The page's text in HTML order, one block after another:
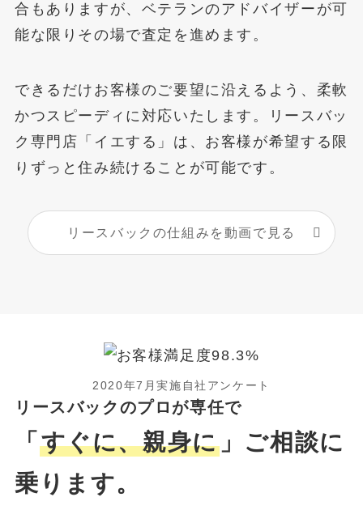
合もありますが、ベテランのアドバイザーが可
能な限りその場で査定を進めます。
できるだけお客様のご要望に沿えるよう、柔軟
かつスピーディに対応いたします。リースバッ
ク専門店「イエする」は、お客様が希望する限
りずっと住み続けることが可能です。
リースバックの仕組みを動画で見る
2020年7月実施自社アンケート
リースバックのプロが専任で
「 すぐに、親身に」ご相談に
乗ります。